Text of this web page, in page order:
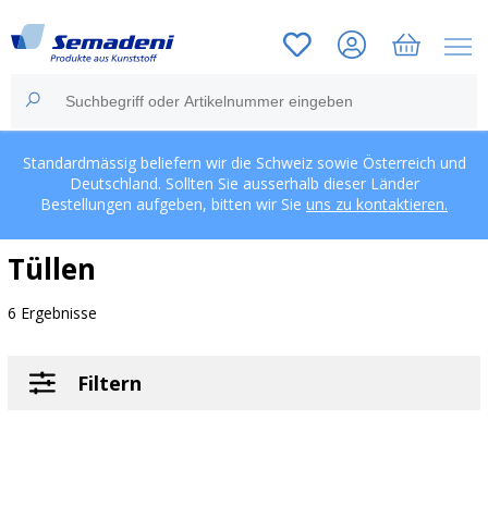
Standardmässig beliefern wir die Schweiz sowie Österreich und
Deutschland. Sollten Sie ausserhalb dieser Länder
Bestellungen aufgeben, bitten wir Sie uns zu kontaktieren.
Tüllen
6 Ergebnisse
Filtern